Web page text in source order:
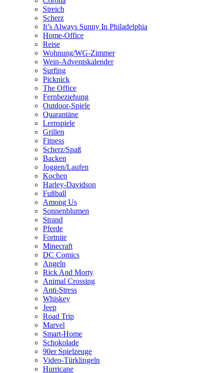
Streich
Scherz
It’s Always Sunny In Philadelphia
Home-Office
Reise
Wohnung/WG-Zimmer
Wein-Adventskalender
Surfing
Picknick
The Office
Fernbeziehung
Outdoor-Spiele
Quarantäne
Lernspiele
Grillen
Fitness
Scherz/Spaß
Backen
Joggen/Laufen
Kochen
Harley-Davidson
Fußball
Among Us
Sonnenblumen
Strand
Pferde
Fortnite
Minecraft
DC Comics
Angeln
Rick And Morty
Animal Crossing
Anti-Stress
Whiskey
Jeep
Road Trip
Marvel
Smart-Home
Schokolade
90er Spielzeuge
Video-Türklingeln
Hurricane